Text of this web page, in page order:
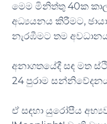
මෙම මිනිත්තු 40ක
අධ්‍යයනය කිරීමට,
නැරඹීමට තම
අනාගතයේදී සඳ මත
24 පුරාම
ඒ සඳහා යුරෝපීය